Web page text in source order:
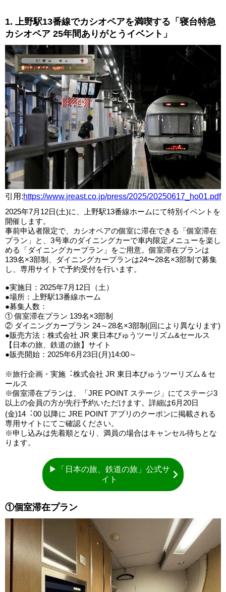
1. 上野駅13番線でカシオペアを満喫する「寝台特急
カシオペア 25年間ありがとうイベント」
引用:https://www.jreast.co.jp/press/2025/20250617_ho01.pdf
2025年7月12日(土)に、上野駅13番線ホームにて特別イベントを
開催します。
事前申込者限定で、カシオペアの個室に滞在できる「個室滞在
プラン」と、3号車のダイニングカーで車内限定メニューを楽し
める「ダイニングカープラン」をご用意。個室滞在プランは
139名×3部制、ダイニングカープランは24〜28名×3部制で募集
し、専用サイトで予約受付を行います。
●実施日：2025年7月12日（土）
●場所：上野駅13番線ホーム
●募集人数：
① 個室滞在プラン 139名×3部制
② ダイニングカープラン 24～28名×3部制(回により異なります)
●販売方法：株式会社 JR 東日本びゅうツーリズム&セールス
【日本の旅、鉄道の旅】サイト
●販売開始：2025年6月23日(月)14:00～
※旅行企画・実施︓株式会社 JR 東日本びゅうツーリズム＆セ
ールス
※個室滞在プランは、「JRE POINT ステージ」にてステージ3
以上の会員の方が先行予約いただけます。詳細は6月20日
(金)14︓00 以降に JRE POINT アプリのクーポンに掲載される
専用サイトにてご確認ください。
※申し込みは先着順となり、満員の場合はキャンセル待ちとな
ります。
▶「日本の旅、鉄道の旅」公式サ
イト
①個室滞在プラン